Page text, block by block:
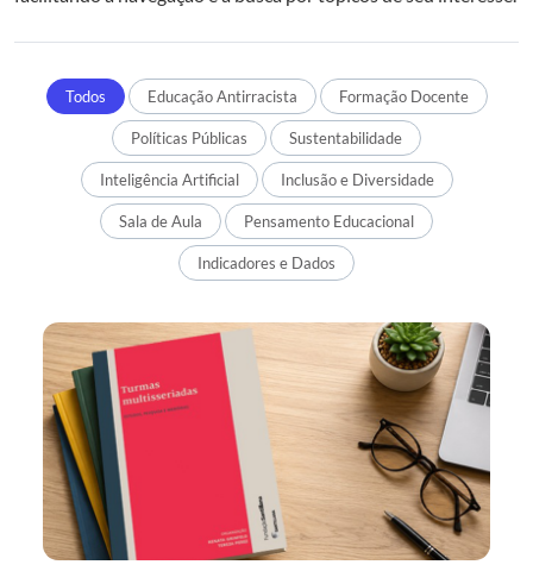
Todos Educação Antirracista Formação Docente
Políticas Públicas Sustentabilidade
Inteligência Artificial Inclusão e Diversidade
Sala de Aula Pensamento Educacional
Indicadores e Dados